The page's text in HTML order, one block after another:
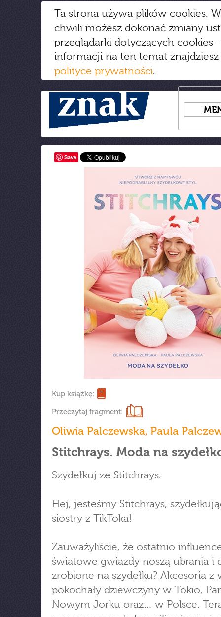
Ta strona używa plików cookies.
chwili możesz dokonać zmiany
przeglądarki dotyczących cookies
informacji na ten temat
polityce prywatności.
Save
Kup książkę:
Przeczytaj fragment:
Oliwia Palczewska, Paula
Stitchrays. Moda na
Szydełkuj ze Stitchrays.
Hej, jesteśmy Stitchrays,
siostry z TikToka!
Zauważyliście, że ostatnio
światowe gwiazdy noszą ubrania i
zrobione na szydełku? Akcesoria z
pokochały dziewczyny w Tokio,
Nowym Jorku oraz… w Polsce.